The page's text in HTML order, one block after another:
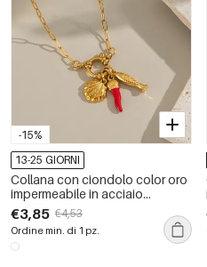
-15%
13-25 GIORNI
Collana con ciondolo color oro
impermeabile in acciaio
inossidabile Chill Charm da 1
pezzo
€3,85 €4,53
Ordine min. di 1 pz.